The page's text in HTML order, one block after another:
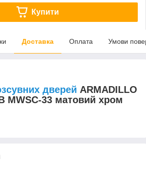
Купити
Доставка Оплата Умови
дверей ARMADILLO
MWSC-33 матовий хром